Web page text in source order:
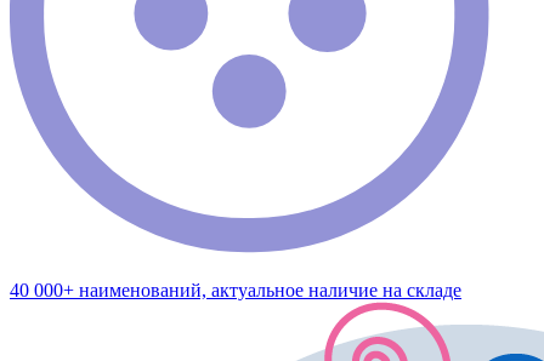
40 000+ наименований, актуальное наличие на складе